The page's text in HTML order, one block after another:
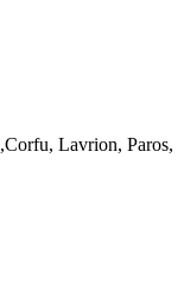
Lavrion, Paros,